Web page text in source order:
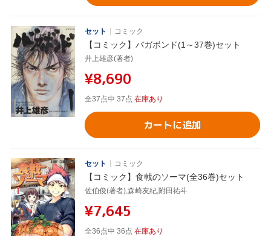
セット コミック
【コミック】バガボンド(1～37巻)セット
井上雄彦(著者)
¥8,690
全37点中 37点 在庫あり
カートに追加
セット コミック
【コミック】食戟のソーマ(全36巻)セット
佐伯俊(著者),森崎友紀,附田祐斗
¥7,645
全36点中 36点 在庫あり